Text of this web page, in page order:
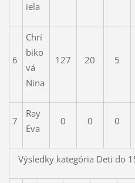
iela
6
Chrí
biko
vá
Nina
127 20 5
7
Ray
Eva
0 0 0
Výsledky kategória Deti do